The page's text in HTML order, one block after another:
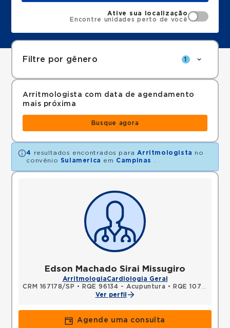
Ative sua localização
Encontre unidades perto de você
Filtre por gênero 1
Arritmologista com data de agendamento
mais próxima
Busque agora
4 resultados encontrados para Arritmologista no
convênio Sulamerica em Campinas
Edson Machado Sirai Missugiro
ArritmologiaCardiologia Geral
CRM 167178/SP • RQE 96134 - Acupuntura •
RQE 107649 - Medicina intensiva
Ver perfil
Agende uma consulta